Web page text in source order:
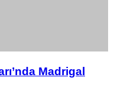
Madrigal